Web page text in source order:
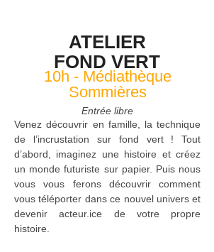
ATELIER
FOND VERT
10h - Médiathèque
Sommières
Entrée libre
Venez découvrir en famille, la technique
de l’incrustation sur fond vert ! Tout
d’abord, imaginez une histoire et créez
un monde futuriste sur papier. Puis nous
vous vous ferons découvrir comment
vous téléporter dans ce nouvel univers et
devenir acteur.ice de votre propre
histoire.